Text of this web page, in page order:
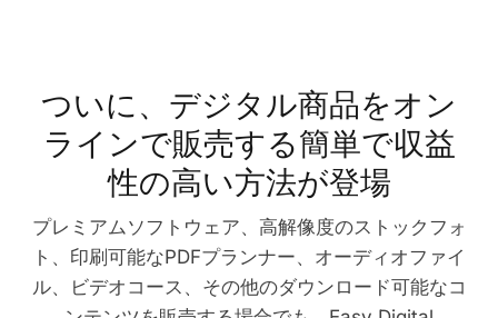
ついに、デジタル商品をオン
ラインで販売する簡単で収益
性の高い方法が登場
プレミアムソフトウェア、高解像度のストックフォ
ト、印刷可能なPDFプランナー、オーディオファイ
ル、ビデオコース、その他のダウンロード可能なコ